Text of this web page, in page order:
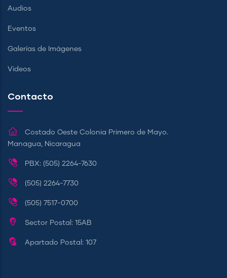
Audios
Eventos
Galerías de Imágenes
Videos
Contacto
Costado Oeste Colonia Primero de Mayo.
Managua, Nicaragua
PBX: (505) 2264-7630
(505) 2264-7730
(505) 7517-0700
Sector Postal: 15AB
Apartado Postal: 107